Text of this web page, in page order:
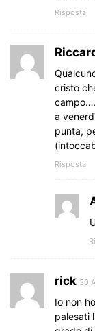
Risposta
cristo
a
punta,
Risposta
rick 30
Io non
palesati